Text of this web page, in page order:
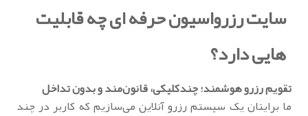
سایت رزرواسیون حرفه ای چه قابلیت
هایی دارد؟
تقویم رزرو هوشمند؛ چندکلیکی، قانون‌مند و بدون تداخل
ما برایتان یک سیستم رزرو آنلاین می‌سازیم که کاربر در چند